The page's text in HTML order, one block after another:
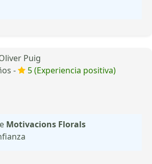
Puig
-
5 (Experiencia positiva)
Motivacions Florals